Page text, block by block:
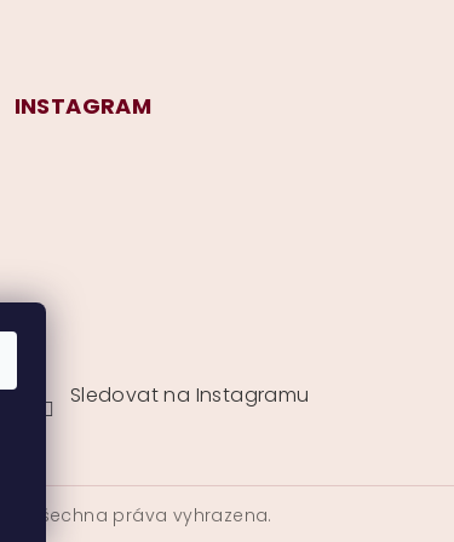
INSTAGRAM
Sledovat na Instagramu
. Všechna práva vyhrazena.